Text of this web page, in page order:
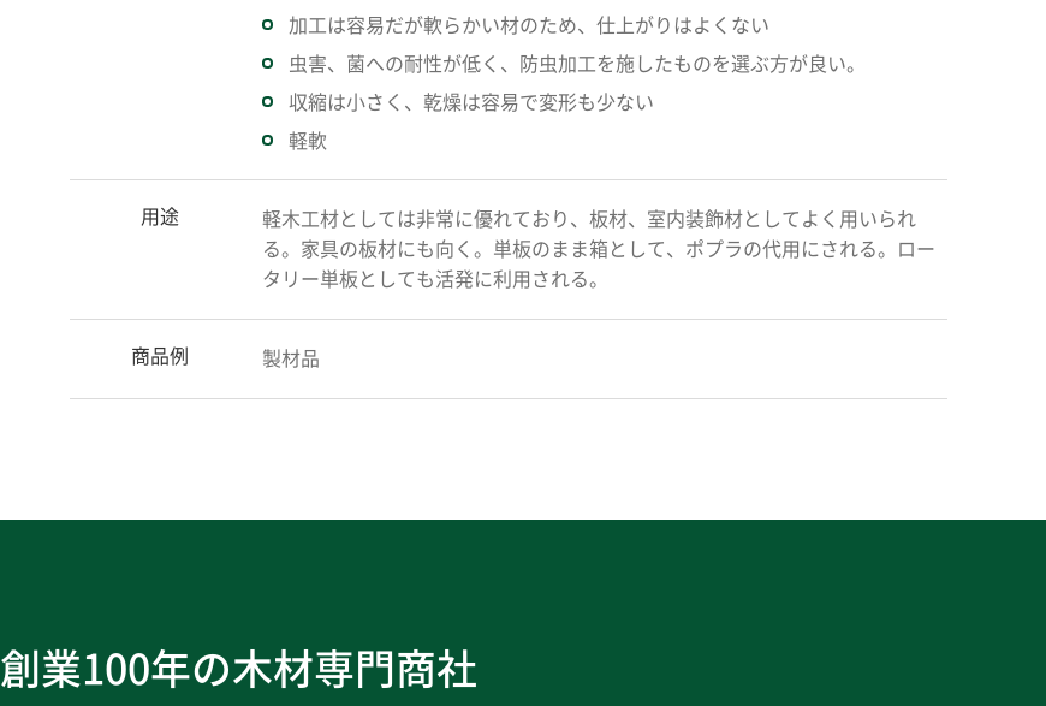
加工は容易だが軟らかい材のため、仕上がりはよくない
虫害、菌への耐性が低く、防虫加工を施したものを選ぶ方が良い。
収縮は小さく、乾燥は容易で変形も少ない
軽軟
用途
軽木工材としては非常に優れており、板材、室内装飾材としてよく用いられ
る。家具の板材にも向く。単板のまま箱として、ポプラの代用にされる。ロー
タリー単板としても活発に利用される。
商品例 製材品
創業100年の木材専門商社